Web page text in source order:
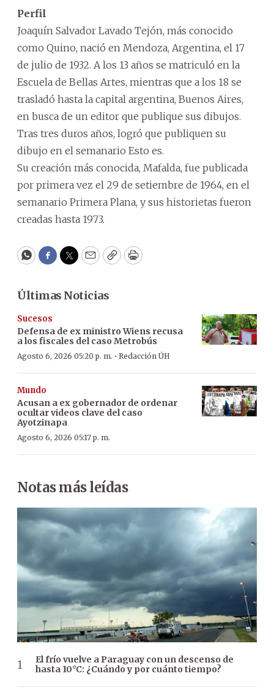
Perfil
Joaquín Salvador Lavado Tejón, más conocido
como Quino, nació en Mendoza, Argentina, el 17
de julio de 1932. A los 13 años se matriculó en la
Escuela de Bellas Artes, mientras que a los 18 se
trasladó hasta la capital argentina, Buenos Aires,
en busca de un editor que publique sus dibujos.
Tras tres duros años, logró que publiquen su
dibujo en el semanario Esto es.
Su creación más conocida, Mafalda, fue publicada
por primera vez el 29 de setiembre de 1964, en el
semanario Primera Plana, y sus historietas fueron
creadas hasta 1973.
WhatsApp
Facebook
Twitter
EmailCopyPrint
Últimas Noticias
Sucesos
Defensa de ex ministro Wiens recusa
a los fiscales del caso Metrobús
Agosto 6, 2026 05:20 p. m. · Redacción ÚH
Mundo
Acusan a ex gobernador de ordenar
ocultar videos clave del caso
Ayotzinapa
Agosto 6, 2026 05:17 p. m.
Notas más leídas
El frío vuelve a Paraguay con un descenso de
hasta 10°C: ¿Cuándo y por cuánto tiempo?